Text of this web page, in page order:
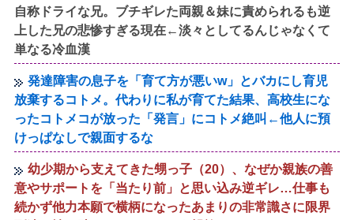
自称ドライな兄。ブチギレた両親＆妹に責められるも逆
上した兄の悲惨すぎる現在←淡々としてるんじゃなくて
単なる冷血漢
発達障害の息子を「育て方が悪いw」とバカにし育児
放棄するコトメ。代わりに私が育てた結果、高校生にな
ったコトメコが放った「発言」にコトメ絶叫←他人に預
けっぱなしで親面するな
幼少期から支えてきた甥っ子（20）、なぜか親族の善
意やサポートを「当たり前」と思い込み逆ギレ…仕事も
続かず他力本願で横柄になったあまりの非常識さに限界